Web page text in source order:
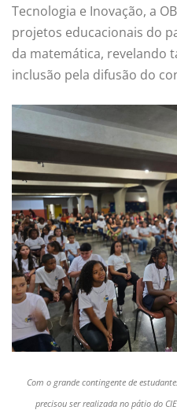
Tecnologia e Inovação, a
projetos educacionais do
da matemática, revelando
inclusão pela difusão do
Com o grande contingente de
precisou ser realizada no pátio do